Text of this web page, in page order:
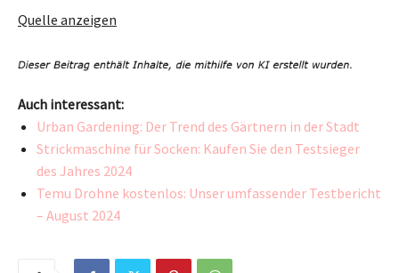
Quelle anzeigen
Auch interessant:
Urban Gardening: Der Trend des Gärtnern in der Stadt
Strickmaschine für Socken: Kaufen Sie den Testsieger
des Jahres 2024
Temu Drohne kostenlos: Unser umfassender Testbericht
– August 2024